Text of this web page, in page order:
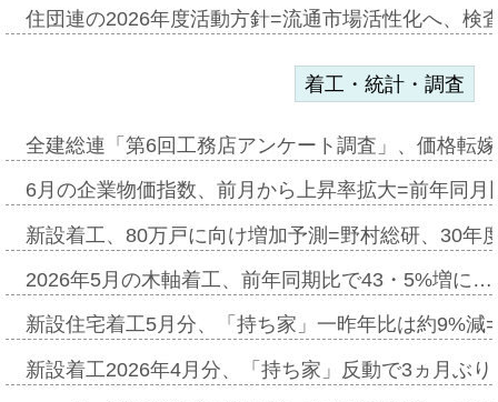
住団連の2026年度活動方針=流通市場活性化へ、検
着工・統計・調査
全建総連「第6回工務店アンケート調査」、価格転
6月の企業物価指数、前月から上昇率拡大=前年同
新設着工、80万戸に向け増加予測=野村総研、30年
2026年5月の木軸着工、前年同期比で43・5%増に…
新設住宅着工5月分、「持ち家」一昨年比は約9%
新設着工2026年4月分、「持ち家」反動で3ヵ月ぶ